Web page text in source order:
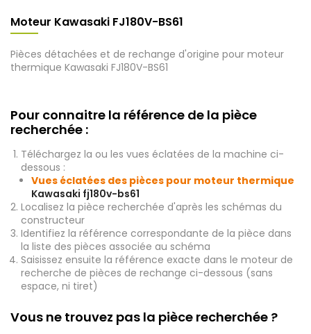
Moteur Kawasaki FJ180V-BS61
Pièces détachées et de rechange d'origine pour moteur
thermique Kawasaki FJ180V-BS61
Pour connaitre la référence de la pièce
recherchée :
Téléchargez la ou les vues éclatées de la machine ci-
dessous :
Vues éclatées des pièces pour moteur thermique
Kawasaki fj180v-bs61
Localisez la pièce recherchée d'après les schémas du
constructeur
Identifiez la référence correspondante de la pièce dans
la liste des pièces associée au schéma
Saisissez ensuite la référence exacte dans le moteur de
recherche de pièces de rechange ci-dessous (sans
espace, ni tiret)
Vous ne trouvez pas la pièce recherchée ?